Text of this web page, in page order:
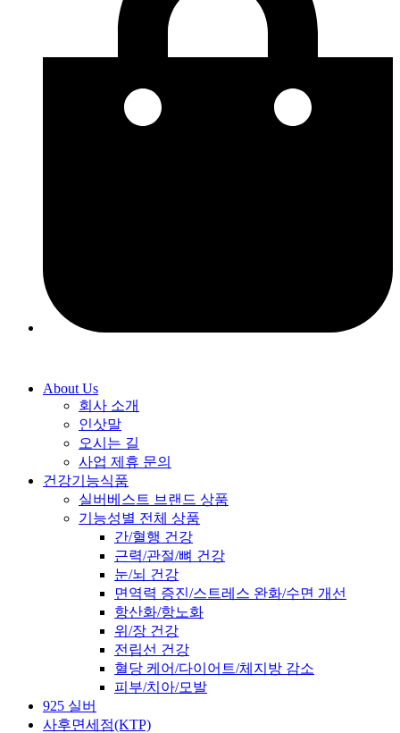
About Us
회사 소개
인삿말
오시는 길
사업 제휴 문의
건강기능식품
실버베스트 브랜드 상품
기능성별 전체 상품
간/혈행 건강
근력/관절/뼈 건강
눈/뇌 건강
면역력 증진/스트레스 완화/수면 개선
항산화/항노화
위/장 건강
전립선 건강
혈당 케어/다이어트/체지방 감소
피부/치아/모발
925 실버
사후면세점(KTP)